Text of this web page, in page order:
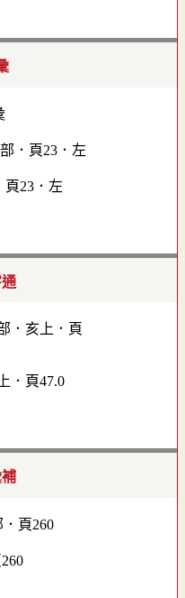
頁23．左
．頁47.0